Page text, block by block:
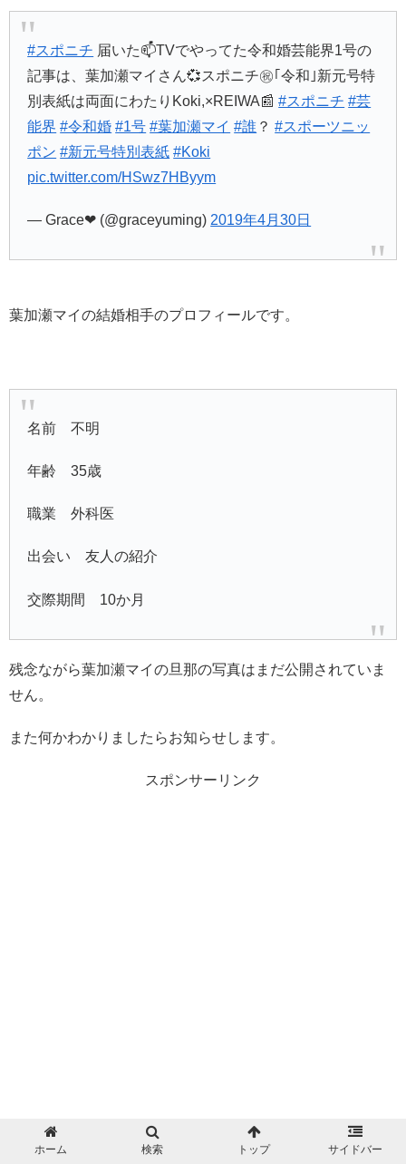
#スポニチ 届いた📫TVでやってた令和婚芸能界1号の
記事は、葉加瀬マイさん💞スポニチ㊗️｢令和｣新元号特
別表紙は両面にわたりKoki,×REIWA📰#スポニチ #芸
能界 #令和婚 #1号 #葉加瀬マイ #誰 ？#スポーツニッ
ポン #新元号特別表紙 #Koki
pic.twitter.com/HSwz7HByym
— Grace❤︎ (@graceyuming) 2019年4月30日
葉加瀬マイの結婚相手のプロフィールです。
名前 不明
年齢 35歳
職業 外科医
出会い 友人の紹介
交際期間 10か月
残念ながら葉加瀬マイの旦那の写真はまだ公開されていま
せん。
また何かわかりましたらお知らせします。
スポンサーリンク
ホーム 検索 トップ サイドバー